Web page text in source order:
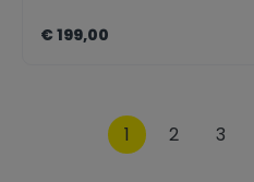
€ 199,00
1 2 3